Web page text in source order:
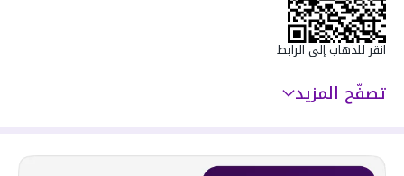
انقر للذهاب إلى الرابط
تصفّح المزيد